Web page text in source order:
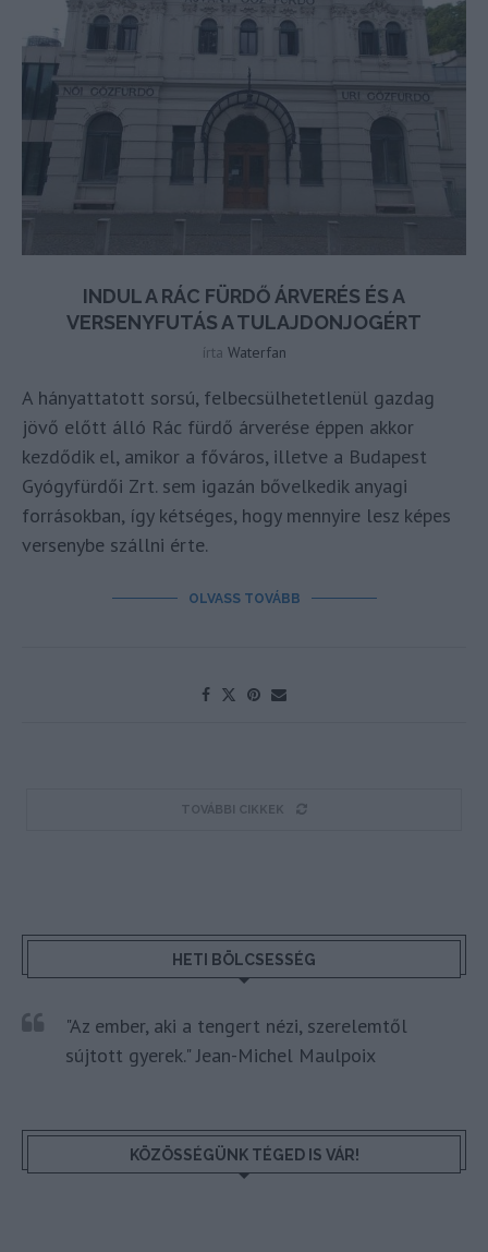
INDUL A RÁC FÜRDŐ ÁRVERÉS ÉS A
VERSENYFUTÁS A TULAJDONJOGÉRT
írta Waterfan
A hányattatott sorsú, felbecsülhetetlenül gazdag
jövő előtt álló Rác fürdő árverése éppen akkor
kezdődik el, amikor a főváros, illetve a Budapest
Gyógyfürdői Zrt. sem igazán bővelkedik anyagi
forrásokban, így kétséges, hogy mennyire lesz képes
versenybe szállni érte.
OLVASS TOVÁBB
TOVÁBBI CIKKEK
HETI BÖLCSESSÉG
"Az ember, aki a tengert nézi, szerelemtől
sújtott gyerek." Jean-Michel Maulpoix
KÖZÖSSÉGÜNK TÉGED IS VÁR!